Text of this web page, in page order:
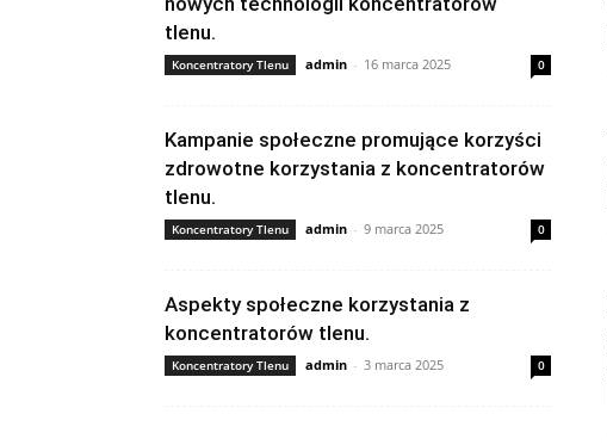
tlenu.
Koncentratory Tlenu admin - 16 marca 2025 0
Kampanie społeczne promujące korzyści
zdrowotne korzystania z koncentratorów
tlenu.
Koncentratory Tlenu admin - 9 marca 2025 0
Aspekty społeczne korzystania z
koncentratorów tlenu.
Koncentratory Tlenu admin - 3 marca 2025 0